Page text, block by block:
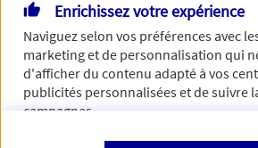
Enrichissez votre expérience
Naviguez selon vos préférences avec
marketing et de personnalisation qui
d'afficher du contenu adapté à vos
publicités personnalisées et de suivre
campagnes.